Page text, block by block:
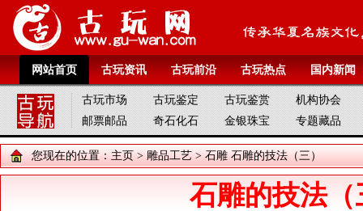
网站首页 古玩资讯 古玩前沿 古玩热点 国内新闻
古玩市场 古玩鉴定 古玩鉴赏
机构协会
邮票邮品
奇石化石 金银珠宝 专题藏品
您现在的位置： 主页 > 雕品工艺 > 石雕 石雕的技法（三）
石雕的技法（